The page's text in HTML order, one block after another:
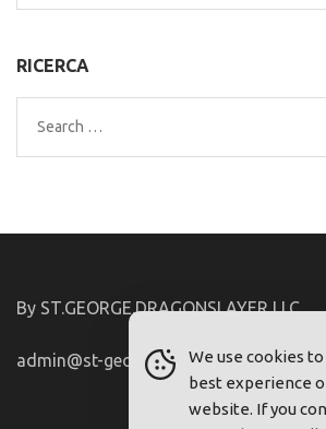
for:
RICERCA
Search
for:
By ST.GEORGE.DRAGONSLAYER LLC
admin@st-george-dragonslayer.com
We use cookies
best experience
website. If you